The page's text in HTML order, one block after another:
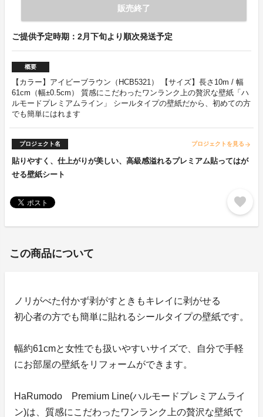
販売終了
ご提供予定時期：2月下旬より順次発送予定
概要
【カラー】アイビーブラウン（HCB5321） 【サイズ】長さ10m / 幅
61cm（幅±0.5cm） 質感にこだわったワンランク上の贅沢な壁紙「ハ
ルモードプレミアムライン」 シールタイプの壁紙だから、初めての方
でも簡単にはれます
プロジェクト名 プロジェクトを見る arrow_forward
貼りやすく、仕上がりが美しい、高級感溢れるプレミアム貼ってはが
せる壁紙シート
favorite
この商品について
ノリがべた付かず剥がすときもキレイに剥がせる
初心者の方でも簡単に貼れるシールタイプの壁紙です。
幅約61cmと女性でも扱いやすいサイズで、自分で手軽
にお部屋の壁紙をリフォームができます。
HaRumodo Premium Line(ハルモードプレミアムライ
ン)は、質感にこだわったワンランク上の贅沢な壁紙で